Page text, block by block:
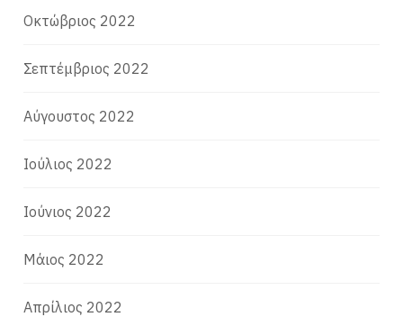
Οκτώβριος 2022
Σεπτέμβριος 2022
Αύγουστος 2022
Ιούλιος 2022
Ιούνιος 2022
Μάιος 2022
Απρίλιος 2022